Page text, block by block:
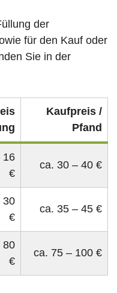
der
für den Kauf oder
Sie in der
Kaufpreis /
Pfand
16
€
ca. 30 – 40 €
30
€
ca. 35 – 45 €
80
€
ca. 75 – 100 €